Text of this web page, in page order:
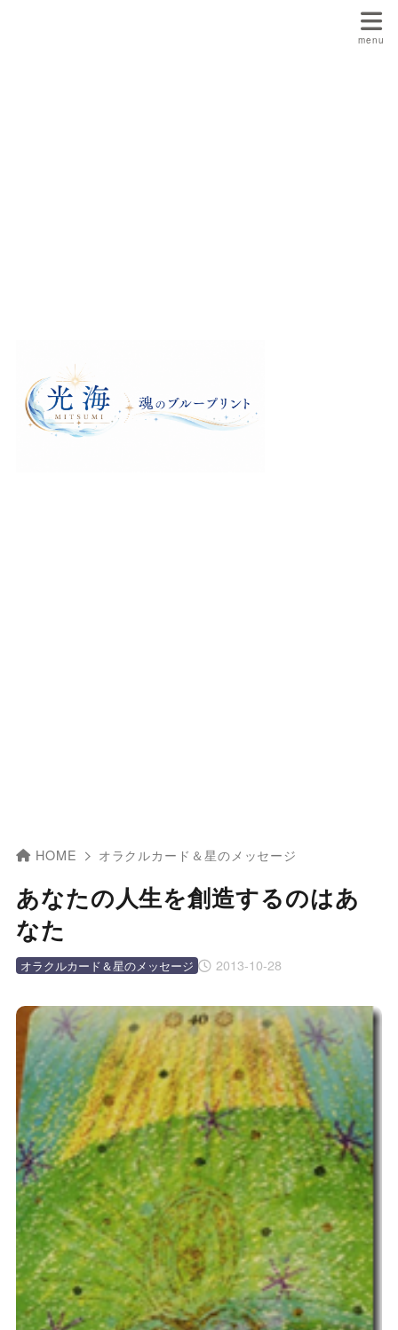
HOME オラクルカード＆星のメッセージ
あなたの人生を創造するのはあ
なた
2013-10-28
オラクルカード＆星のメッセージ